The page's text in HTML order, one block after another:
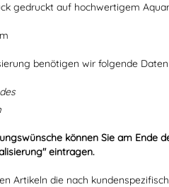
gedruckt auf hochwertigem
benötigen wir folgende
können Sie am Ende
eintragen.
Artikeln die nach